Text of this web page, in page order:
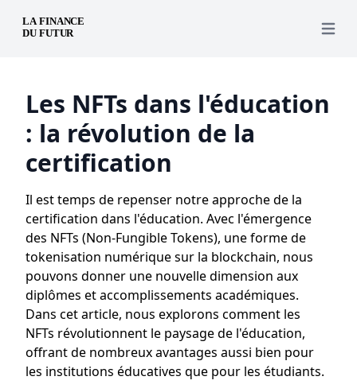
Open
Les NFTs dans l'éducation
: la révolution de la
certification
Il est temps de repenser notre approche de la
certification dans l'éducation. Avec l'émergence
des NFTs (Non-Fungible Tokens), une forme de
tokenisation numérique sur la blockchain, nous
pouvons donner une nouvelle dimension aux
diplômes et accomplissements académiques.
Dans cet article, nous explorons comment les
NFTs révolutionnent le paysage de l'éducation,
offrant de nombreux avantages aussi bien pour
les institutions éducatives que pour les étudiants.